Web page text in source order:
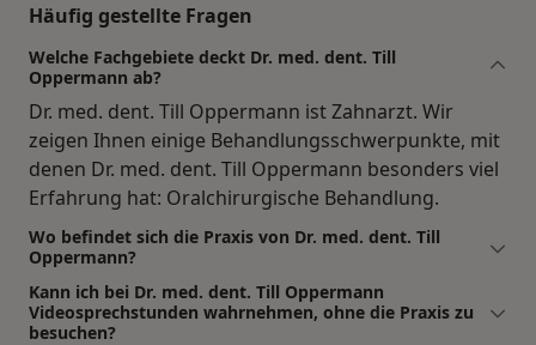
Häufig gestellte Fragen
Welche Fachgebiete deckt Dr. med. dent. Till
Oppermann ab?
Dr. med. dent. Till Oppermann ist Zahnarzt. Wir
zeigen Ihnen einige Behandlungsschwerpunkte, mit
denen Dr. med. dent. Till Oppermann besonders viel
Erfahrung hat: Oralchirurgische Behandlung.
Wo befindet sich die Praxis von Dr. med. dent. Till
Oppermann?
Kann ich bei Dr. med. dent. Till Oppermann
Videosprechstunden wahrnehmen, ohne die Praxis zu
besuchen?